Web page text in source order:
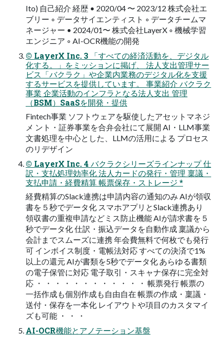
Ito) 自己紹介 経歴 • 2020/04 〜 2023/12 株式会社エ
ブリー ◦ データサイエンティスト ◦ データチームマ
ネージャー • 2024/01〜 株式会社LayerX ◦ 機械学習
エンジニア ◦ AI-OCR機能の開発
© LayerX Inc. 3 「すべての経済活動を、デジタル
化する。」をミッションに掲げ、 法人支出管理サー
ビス「バクラク」や企業内業務のデジタル化を支援
するサービスを提供しています。 事業紹介 バクラク
事業 企業活動のインフラとなる法人支出 管理
（BSM）SaaSを開発・提供
Fintech事業 ソフトウェアを駆使したアセットマネジ
メ ント・証券事業を合弁会社にて展開 AI・LLM事業
文書処理を中心とした、LLMの活用による プロセス
のリデザイン
© LayerX Inc. 4 バクラクシリーズラインナップ 仕
訳・支払処理効率化 法人カードの発行・管理 稟議・
支払申請・経費精算 帳票保存・ストレージ *
経費精算のSlack連携は申請内容の通知のみ AIが領収
書を５秒でデータ化 スマホアプリとSlack連携あり
領収書の重複申請などミス防止機能 AIが請求書を５
秒でデータ化 仕訳・振込データを自動作成 稟議から
会計までスムーズに連携 年会費無料で何枚でも発行
可 インボイス制度・電帳法対応 すべての決済で1%
以上の還元 AIが書類を5秒でデータ化 あらゆる書類
の電子保管に対応 電子取引・スキャナ保存に完全対
応 ・ ・ ・ ・ ・ ・ ・ ・ ・ ・ ・ ・ 帳票発行 帳票の
一括作成も個別作成も自由自在 帳票の作成・稟議・
送付・保存を一本化 レイアウトや項目のカスタマイ
ズも可能 ・ ・ ・
AI-OCR機能とアノテーション基盤